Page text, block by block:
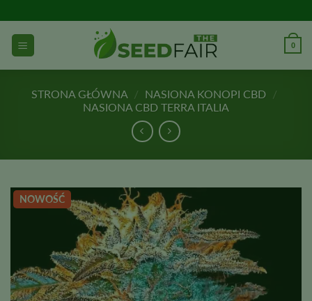
do
treści
0
STRONA GŁÓWNA / NASIONA KONOPI CBD /
NASIONA CBD TERRA ITALIA
NOWOŚĆ